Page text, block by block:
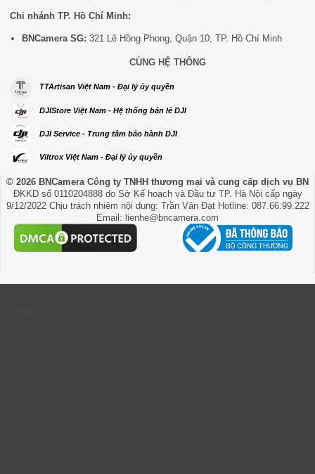
Chi nhánh TP. Hồ Chí Minh:
BNCamera SG: 321 Lê Hồng Phong, Quận 10, TP. Hồ Chí Minh
CÙNG HỆ THỐNG
TTArtisan Việt Nam - Đại lý ủy quyền
DJIStore Việt Nam - Hệ thống bán lẻ DJI
DJI Service - Trung tâm bảo hành DJI
Viltrox Việt Nam - Đại lý ủy quyền
© 2026 BNCamera Công ty TNHH thương mại và cung cấp dịch vụ BN
ĐKKD số 0110204888 do Sở Kế hoạch và Đầu tư TP. Hà Nội cấp ngày
9/12/2022 Chịu trách nhiệm nội dung: Trần Văn Đạt Hotline: 087.66.99.222
Email: lienhe@bncamera.com